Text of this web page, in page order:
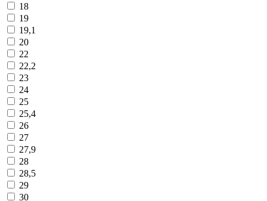
18
19
19,1
20
22
22,2
23
24
25
25,4
26
27
27,9
28
28,5
29
30